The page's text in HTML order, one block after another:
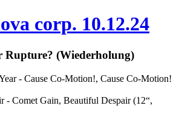
corp. 10.12.24
Rupture? (Wiederholung)
- Cause Co-Motion!, Cause Co-Motion!
- Comet Gain, Beautiful Despair (12“,